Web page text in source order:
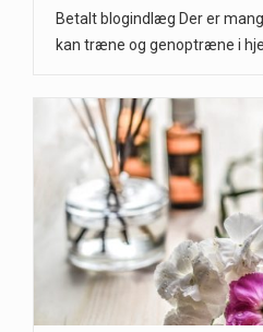
Betalt blogindlæg Der er
kan træne og genoptræne i